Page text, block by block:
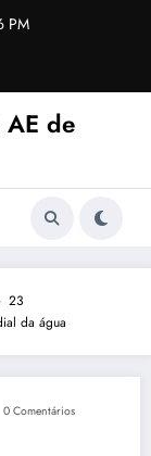
PM
de
23
da água
0 Comentários